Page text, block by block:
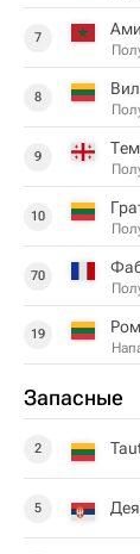
7
8
9
10
70
19
Запасные
2
5